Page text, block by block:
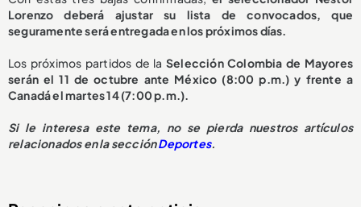
Lorenzo deberá ajustar su lista de convocados, que
seguramente será entregada en los próximos días.
Los próximos partidos de la Selección Colombia de Mayores
serán el 11 de octubre ante México (8:00 p.m.) y frente a
Canadá el martes 14 (7:00 p.m.).
Si le interesa este tema, no se pierda nuestros artículos
relacionados en la secciónDeportes.